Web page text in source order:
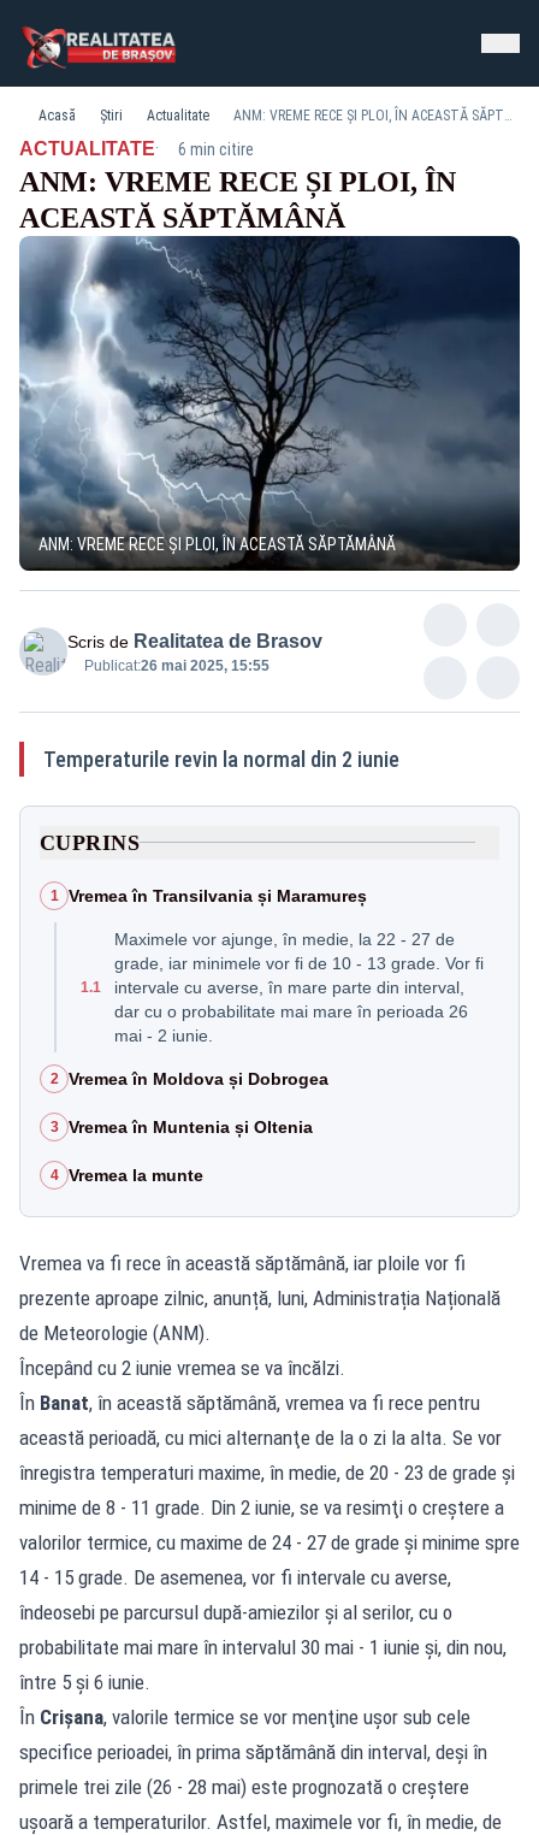
Acasă Știri Actualitate ANM: VREME RECE ȘI PLOI, ÎN ACEASTĂ SĂPTĂMÂNĂ
ACTUALITATE· 6 min citire
ANM: VREME RECE ȘI PLOI, ÎN
ACEASTĂ SĂPTĂMÂNĂ
ANM: VREME RECE ȘI PLOI, ÎN ACEASTĂ SĂPTĂMÂNĂ
Scris de Realitatea de Brasov
Publicat:26 mai 2025, 15:55
Temperaturile revin la normal din 2 iunie
CUPRINS
1 Vremea în Transilvania și Maramureș
1.1
Maximele vor ajunge, în medie, la 22 - 27 de
grade, iar minimele vor fi de 10 - 13 grade. Vor fi
intervale cu averse, în mare parte din interval,
dar cu o probabilitate mai mare în perioada 26
mai - 2 iunie.
2 Vremea în Moldova și Dobrogea
3 Vremea în Muntenia și Oltenia
4 Vremea la munte
Vremea va fi rece în această săptămână, iar ploile vor fi
prezente aproape zilnic, anunță, luni, Administrația Națională
de Meteorologie (ANM).
Începând cu 2 iunie vremea se va încălzi.
În Banat, în această săptămână, vremea va fi rece pentru
această perioadă, cu mici alternanţe de la o zi la alta. Se vor
înregistra temperaturi maxime, în medie, de 20 - 23 de grade şi
minime de 8 - 11 grade. Din 2 iunie, se va resimţi o creştere a
valorilor termice, cu maxime de 24 - 27 de grade şi minime spre
14 - 15 grade. De asemenea, vor fi intervale cu averse,
îndeosebi pe parcursul după-amiezilor şi al serilor, cu o
probabilitate mai mare în intervalul 30 mai - 1 iunie şi, din nou,
între 5 şi 6 iunie.
În Crişana, valorile termice se vor menţine uşor sub cele
specifice perioadei, în prima săptămână din interval, deşi în
primele trei zile (26 - 28 mai) este prognozată o creştere
uşoară a temperaturilor. Astfel, maximele vor fi, în medie, de